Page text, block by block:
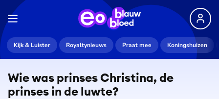
Kijk & Luister Royaltynieuws Praat mee Koningshuizen
Wie was prinses Christina, de
prinses in de luwte?